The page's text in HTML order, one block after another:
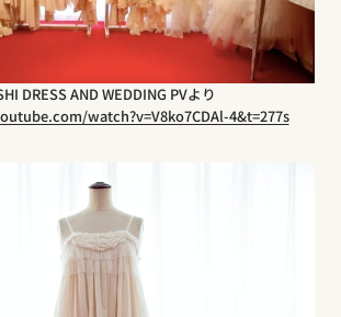
DRESS AND WEDDING PVより
watch?v=V8ko7CDAl-4&t=277s